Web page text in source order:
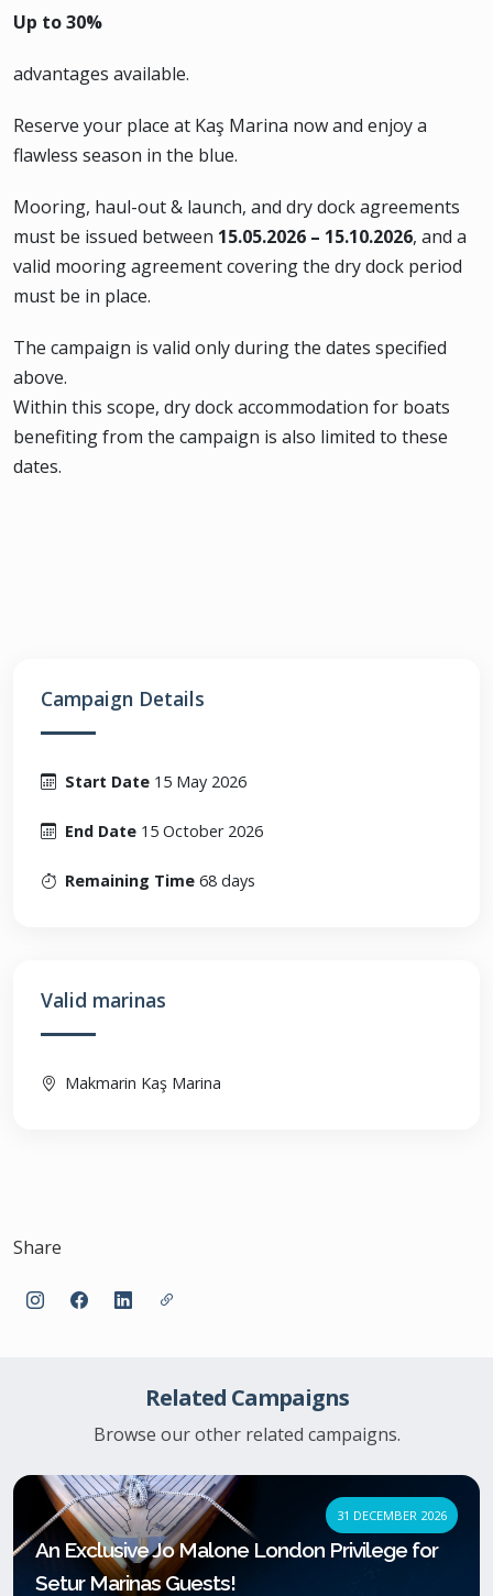
Up to 30%
advantages available.
Reserve your place at Kaş Marina now and enjoy a
flawless season in the blue.
Mooring, haul-out & launch, and dry dock agreements
must be issued between 15.05.2026 – 15.10.2026, and a
valid mooring agreement covering the dry dock period
must be in place.
The campaign is valid only during the dates specified
above.
Within this scope, dry dock accommodation for boats
benefiting from the campaign is also limited to these
dates.
Campaign Details
Start Date 15 May 2026
End Date 15 October 2026
Remaining Time 68 days
Valid marinas
Makmarin Kaş Marina
Share
Related Campaigns
Browse our other related campaigns.
31 DECEMBER 2026
An Exclusive Jo Malone London Privilege for
Setur Marinas Guests!